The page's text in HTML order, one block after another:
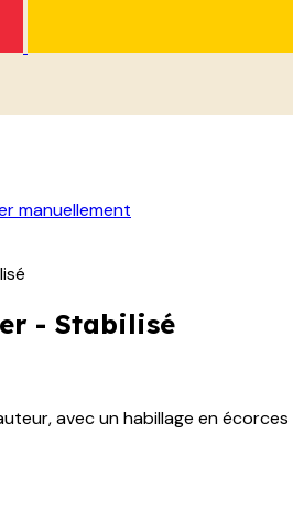
manuellement
- Stabilisé
avec un habillage en